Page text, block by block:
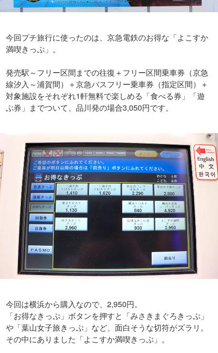
今回プチ旅行に使ったのは、京急電鉄のお得な「よこすか
満喫きっぷ」。
発売駅～フリー区間までの往復＋フリー区間乗車券（京急
線汐入～浦賀間）＋京急バスフリー乗車券（指定区間）＋
対象施設をそれぞれ1軒無料で楽しめる「食べる券」「遊
ぶ券」までついて、品川発の場合3,050円です。
今回は横浜から購入なので、2,950円。
「お得なきっぷ」ボタンを押すと「みさきまぐろきっぷ」
や「葉山女子旅きっぷ」など、面白そうな切符がズラリ。
その中にありました「よこすか満喫きっぷ」。